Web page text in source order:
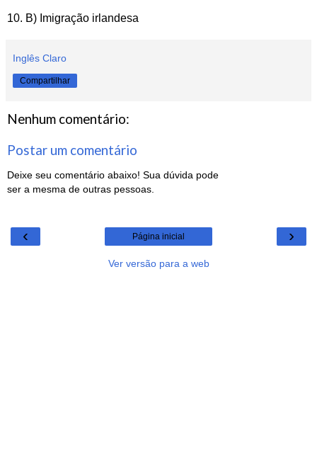
10. B) Imigração irlandesa
Inglês Claro
Compartilhar
Nenhum comentário:
Postar um comentário
Deixe seu comentário abaixo! Sua dúvida pode
ser a mesma de outras pessoas.
‹ ›
Página inicial
Ver versão para a web